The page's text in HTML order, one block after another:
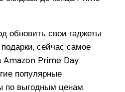
обновить свои гаджеты
сейчас самое
Amazon Prime Day
популярные
по выгодным ценам.